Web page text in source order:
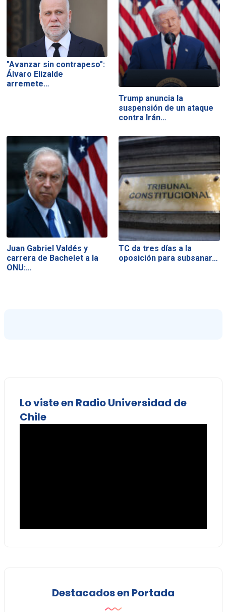
"Avanzar sin contrapeso":
Álvaro Elizalde
arremete…
Trump anuncia la
suspensión de un ataque
contra Irán…
Juan Gabriel Valdés y
carrera de Bachelet a la
ONU:…
TC da tres días a la
oposición para subsanar…
Lo viste en Radio Universidad de
Chile
Destacados en Portada